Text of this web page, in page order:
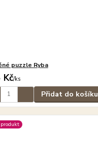
puzzle Ryba
Kč/ks
Přidat do košíku